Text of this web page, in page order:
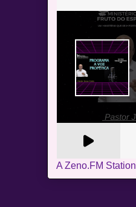
A Zeno.FM Station